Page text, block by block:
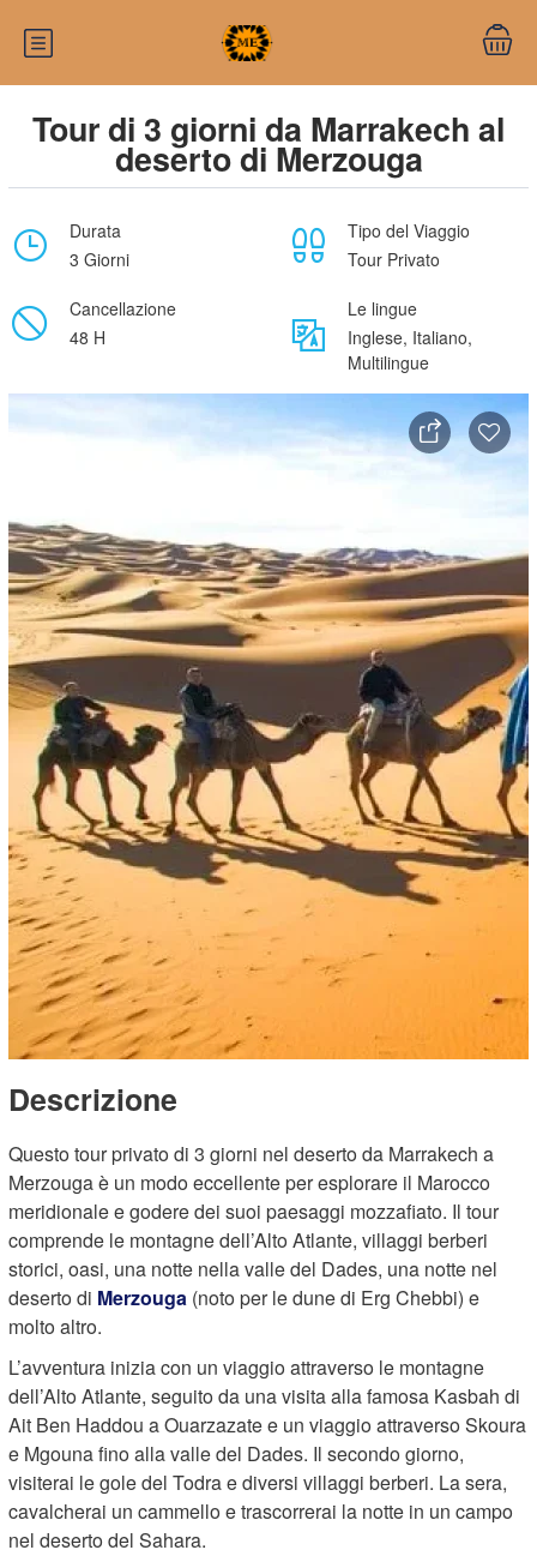
Tour di 3 giorni da Marrakech al
deserto di Merzouga
Durata
3 Giorni
Tipo del Viaggio
Tour Privato
Cancellazione
48 H
Le lingue
Inglese, Italiano,
Multilingue
Descrizione
Questo tour privato di 3 giorni nel deserto da Marrakech a
Merzouga è un modo eccellente per esplorare il Marocco
meridionale e godere dei suoi paesaggi mozzafiato. Il tour
comprende le montagne dell’Alto Atlante, villaggi berberi
storici, oasi, una notte nella valle del Dades, una notte nel
deserto di Merzouga (noto per le dune di Erg Chebbi) e
molto altro.
L’avventura inizia con un viaggio attraverso le montagne
dell’Alto Atlante, seguito da una visita alla famosa Kasbah di
Ait Ben Haddou a Ouarzazate e un viaggio attraverso Skoura
e Mgouna fino alla valle del Dades. Il secondo giorno,
visiterai le gole del Todra e diversi villaggi berberi. La sera,
cavalcherai un cammello e trascorrerai la notte in un campo
nel deserto del Sahara.